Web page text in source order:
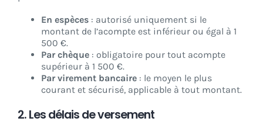
En espèces : autorisé uniquement si le
montant de l’acompte est inférieur ou égal à 1
500 €.
Par chèque : obligatoire pour tout acompte
supérieur à 1 500 €.
Par virement bancaire : le moyen le plus
courant et sécurisé, applicable à tout montant.
2. Les délais de versement